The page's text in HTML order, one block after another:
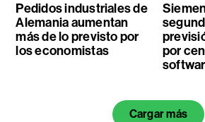
Pedidos industriales de
Alemania aumentan
más de lo previsto por
los economistas
por
Cargar más